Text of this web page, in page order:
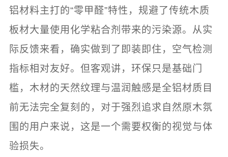
铝材料主打的“零甲醛”特性，规避了传统木质
板材大量使用化学粘合剂带来的污染源。从实
际反馈来看，确实做到了即装即住，空气检测
指标相对友好。但客观讲，环保只是基础门
槛，木材的天然纹理与温润触感是全铝材质目
前无法完全复刻的，对于强烈追求自然原木氛
围的用户来说，这是一个需要权衡的视觉与体
验损失。